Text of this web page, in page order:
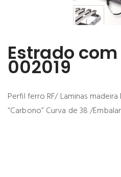
Estrado
002019
Perfil ferro RF/ Laminas
“Carbono” Curva de 38 /